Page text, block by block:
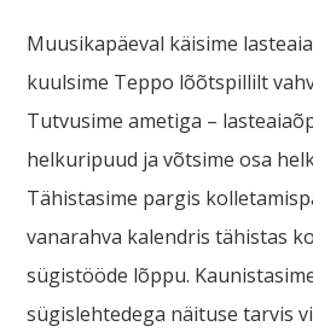
Muusikapäeval käisime
kuulsime Teppo lõõtspillilt
Tutvusime ametiga –
helkuripuud ja võtsime osa
Tähistasime pargis
vanarahva kalendris tähistas
sügistööde lõppu.
sügislehtedega näituse tarvis